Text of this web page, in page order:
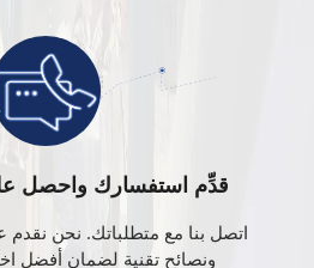
قدِّم استفسارك واحصل
اتصل بنا مع متطلباتك. نحن نقدم
ونصائح تقنية لضمان أفضل